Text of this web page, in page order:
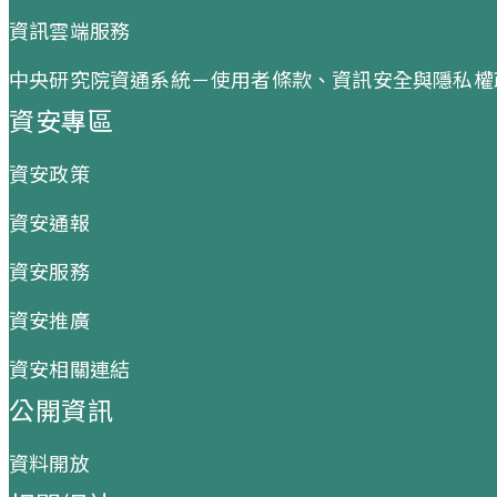
資訊雲端服務
中央研究院資通系統－使用者條款、資訊安全與隱私
資安專區
資安政策
資安通報
資安服務
資安推廣
資安相關連結
公開資訊
資料開放